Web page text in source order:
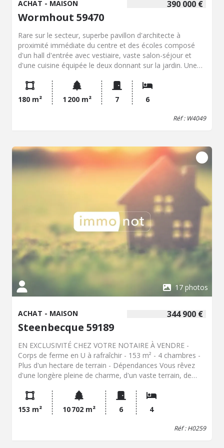
390 000 €
ACHAT - MAISON
Wormhout 59470
Rare sur le secteur, superbe pavillon d'architecte à
proximité immédiate du centre et des écoles composé
d'un hall d'entrée avec vestiaire, vaste salon-séjour et
d'une cuisine équipée le deux donnant sur la jardin. Une
bains, lingerie, grenier. Cave, double garage, parking, beau
jardin arboré le tout construit sur 1200m².
180 m² 1 200 m² 7 6
Réf : W4049
17 photos
344 900 €
ACHAT - MAISON
Steenbecque 59189
EN EXCLUSIVITÉ CHEZ VOTRE NOTAIRE À VENDRE -
Corps de ferme en U à rafraîchir - 153 m² - 4 chambres -
Plus d'un hectare de terrain - Dépendances Vous rêvez
d'une longère pleine de charme, d'un vaste terrain, de
chevaux ou développer un projet de vie à la campagne ?
Cette propriété est faite pour vous ! Situé sur la commune
de Steenbecque, ce corps de ferme en U développe
environ 153 m² habitables et est implanté sur une
153 m² 10 702 m² 6 4
Réf : H0259